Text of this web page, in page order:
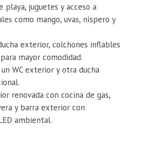
playa, juguetes y acceso a
como mango, uvas, níspero y
exterior, colchones inflables
mayor comodidad.
un WC exterior y otra ducha
renovada con cocina de gas,
y barra exterior con
ambiental.